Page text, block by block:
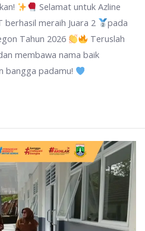
Selamat untuk Azline
berhasil meraih Juara 2
pada
Tahun 2026
Teruslah
membawa nama baik
bangga padamu!